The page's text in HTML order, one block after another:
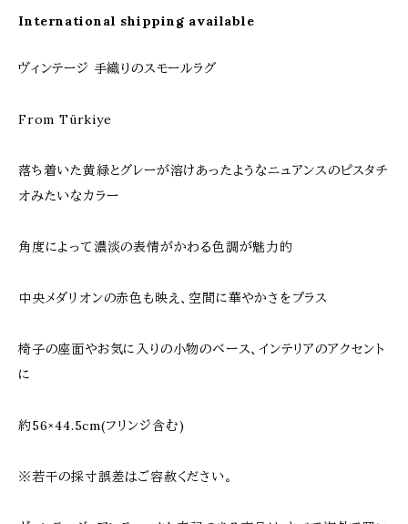
International shipping available
ヴィンテージ 手織りのスモールラグ
From Türkiye
落ち着いた黄緑とグレーが溶けあったようなニュアンスのピスタチ
オみたいなカラー
角度によって濃淡の表情がかわる色調が魅力的
中央メダリオンの赤色も映え、空間に華やかさをプラス
椅子の座面やお気に入りの小物のベース、インテリアのアクセント
に
約56×44.5cm(フリンジ含む)
※若干の採寸誤差はご容赦ください。